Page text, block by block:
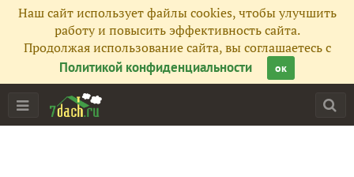
Наш сайт использует файлы cookies, чтобы улучшить
работу и повысить эффективность сайта.
Продолжая использование сайта, вы соглашаетесь с
Политикой конфиденциальности
ок